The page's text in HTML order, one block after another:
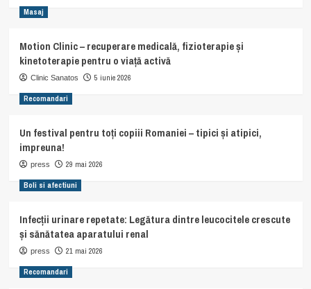
Masaj
Motion Clinic – recuperare medicală, fizioterapie și
kinetoterapie pentru o viață activă
Clinic Sanatos 5 iunie 2026
Recomandari
Un festival pentru toți copiii Romaniei – tipici și atipici,
impreuna!
press 29 mai 2026
Boli si afectiuni
Infecții urinare repetate: Legătura dintre leucocitele crescute
și sănătatea aparatului renal
press 21 mai 2026
Recomandari